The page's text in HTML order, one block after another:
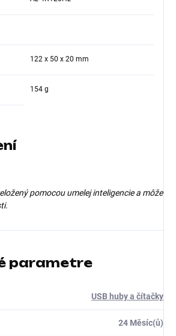
122 x 50 x 20 mm
154 g
pomocou umelej inteligencie a môže
parametre
USB huby a čítačky
24 Měsíc(ů)